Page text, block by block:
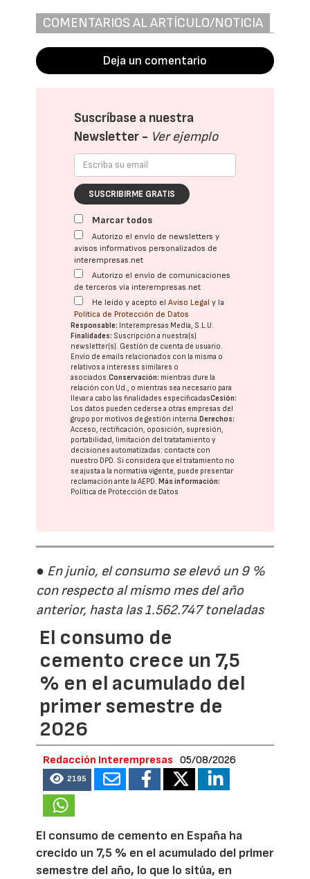
COMENTARIOS AL ARTÍCULO/NOTICIA
Deja un comentario
Suscríbase a nuestra
Newsletter - Ver ejemplo
SUSCRIBIRME GRATIS
Marcar todos
Autorizo el envío de newsletters y
avisos informativos personalizados de
interempresas.net
Autorizo el envío de comunicaciones
de terceros vía interempresas.net
He leído y acepto elAviso Legal y la
Política de Protección de Datos
Responsable: Interempresas Media, S.L.U.
Finalidades: Suscripción a nuestra(s)
newsletter(s). Gestión de cuenta de usuario.
Envío de emails relacionados con la misma o
relativos a intereses similares o
asociados.Conservación: mientras dure la
relación con Ud., o mientras sea necesario para
llevar a cabo las finalidades especificadasCesión:
Los datos pueden cederse a otras empresas del
grupo por motivos de gestión interna.Derechos:
Acceso, rectificación, oposición, supresión,
portabilidad, limitación del tratatamiento y
decisiones automatizadas: contacte con
nuestro DPD. Si considera que el tratamiento no
se ajusta a la normativa vigente, puede presentar
reclamación ante laAEPD.Más información:
Política de Protección de Datos
● En junio, el consumo se elevó un 9 %
con respecto al mismo mes del año
anterior, hasta las 1.562.747 toneladas
El consumo de
cemento crece un 7,5
% en el acumulado del
primer semestre de
2026
Redacción Interempresas 05/08/2026
2195
El consumo de cemento en España ha
crecido un 7,5 % en el acumulado del primer
semestre del año, lo que lo sitúa, en